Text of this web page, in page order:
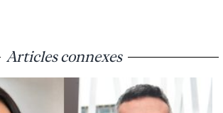
Articles connexes